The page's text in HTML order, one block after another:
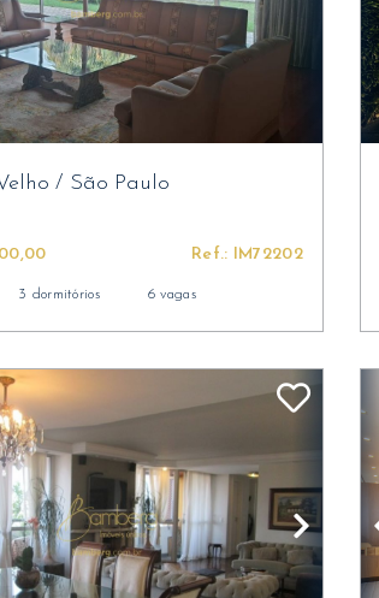
/ São Paulo
Ref.: IM72202
3 dormitórios 6 vagas